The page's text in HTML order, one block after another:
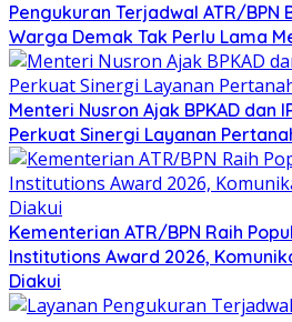
Pengukuran Terjadwal ATR/BPN
Warga Demak Tak Perlu Lama
Menteri Nusron Ajak BPKAD dan
Perkuat Sinergi Layanan
Kementerian ATR/BPN Raih
Institutions Award 2026,
Diakui